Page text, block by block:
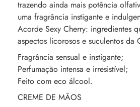
trazendo ainda mais potência
uma fragrância instigante e
Acorde Sexy Cherry: ingredientes
aspectos licorosos e suculentos da
Fragrância sensual e instigante;
Perfumação intensa e irresistível;
Feito com eco álcool.
CREME DE MÃOS